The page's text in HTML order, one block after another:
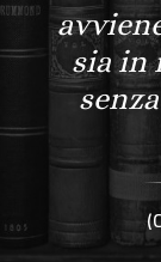
sia in